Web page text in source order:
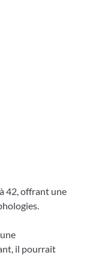
42, offrant une
il pourrait